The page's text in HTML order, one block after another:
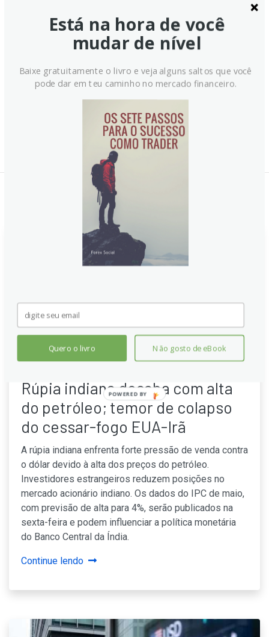
Notícias Relacionadas:
Rúpia indiana desaba com alta
do petróleo; temor de colapso
do cessar-fogo EUA-Irã
A rúpia indiana enfrenta forte pressão de venda contra
o dólar devido à alta dos preços do petróleo.
Investidores estrangeiros reduzem posições no
mercado acionário indiano. Os dados do IPC de maio,
com previsão de alta para 4%, serão publicados na
sexta-feira e podem influenciar a política monetária
do Banco Central da Índia.
Continue lendo
Está na hora de você
mudar de nível
Baixe gratuitamente o livro e veja alguns saltos que você
pode dar em teu caminho no mercado financeiro.
Quero o livro Não gosto de eBook
POWERED
BY